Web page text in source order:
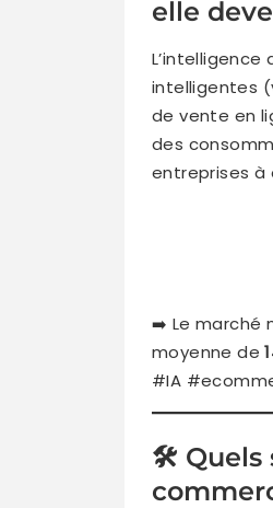
elle
intelligentes
de vente en
des
entreprises à
➡️ Le marché
moyenne de
#IA
🛠️ Quels